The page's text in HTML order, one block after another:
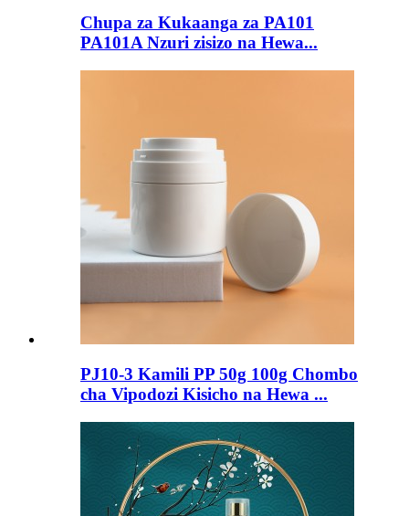
Chupa za Kukaanga za PA101
PA101A Nzuri zisizo na Hewa...
PJ10-3 Kamili PP 50g 100g Chombo
cha Vipodozi Kisicho na Hewa ...